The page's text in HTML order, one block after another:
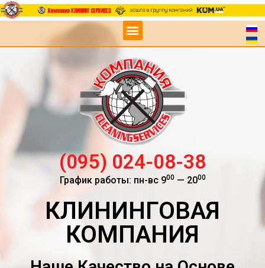
(095) 024-08-38
График работы: пн-вс 900— 2000
КЛИНИНГОВАЯ
КОМПАНИЯ